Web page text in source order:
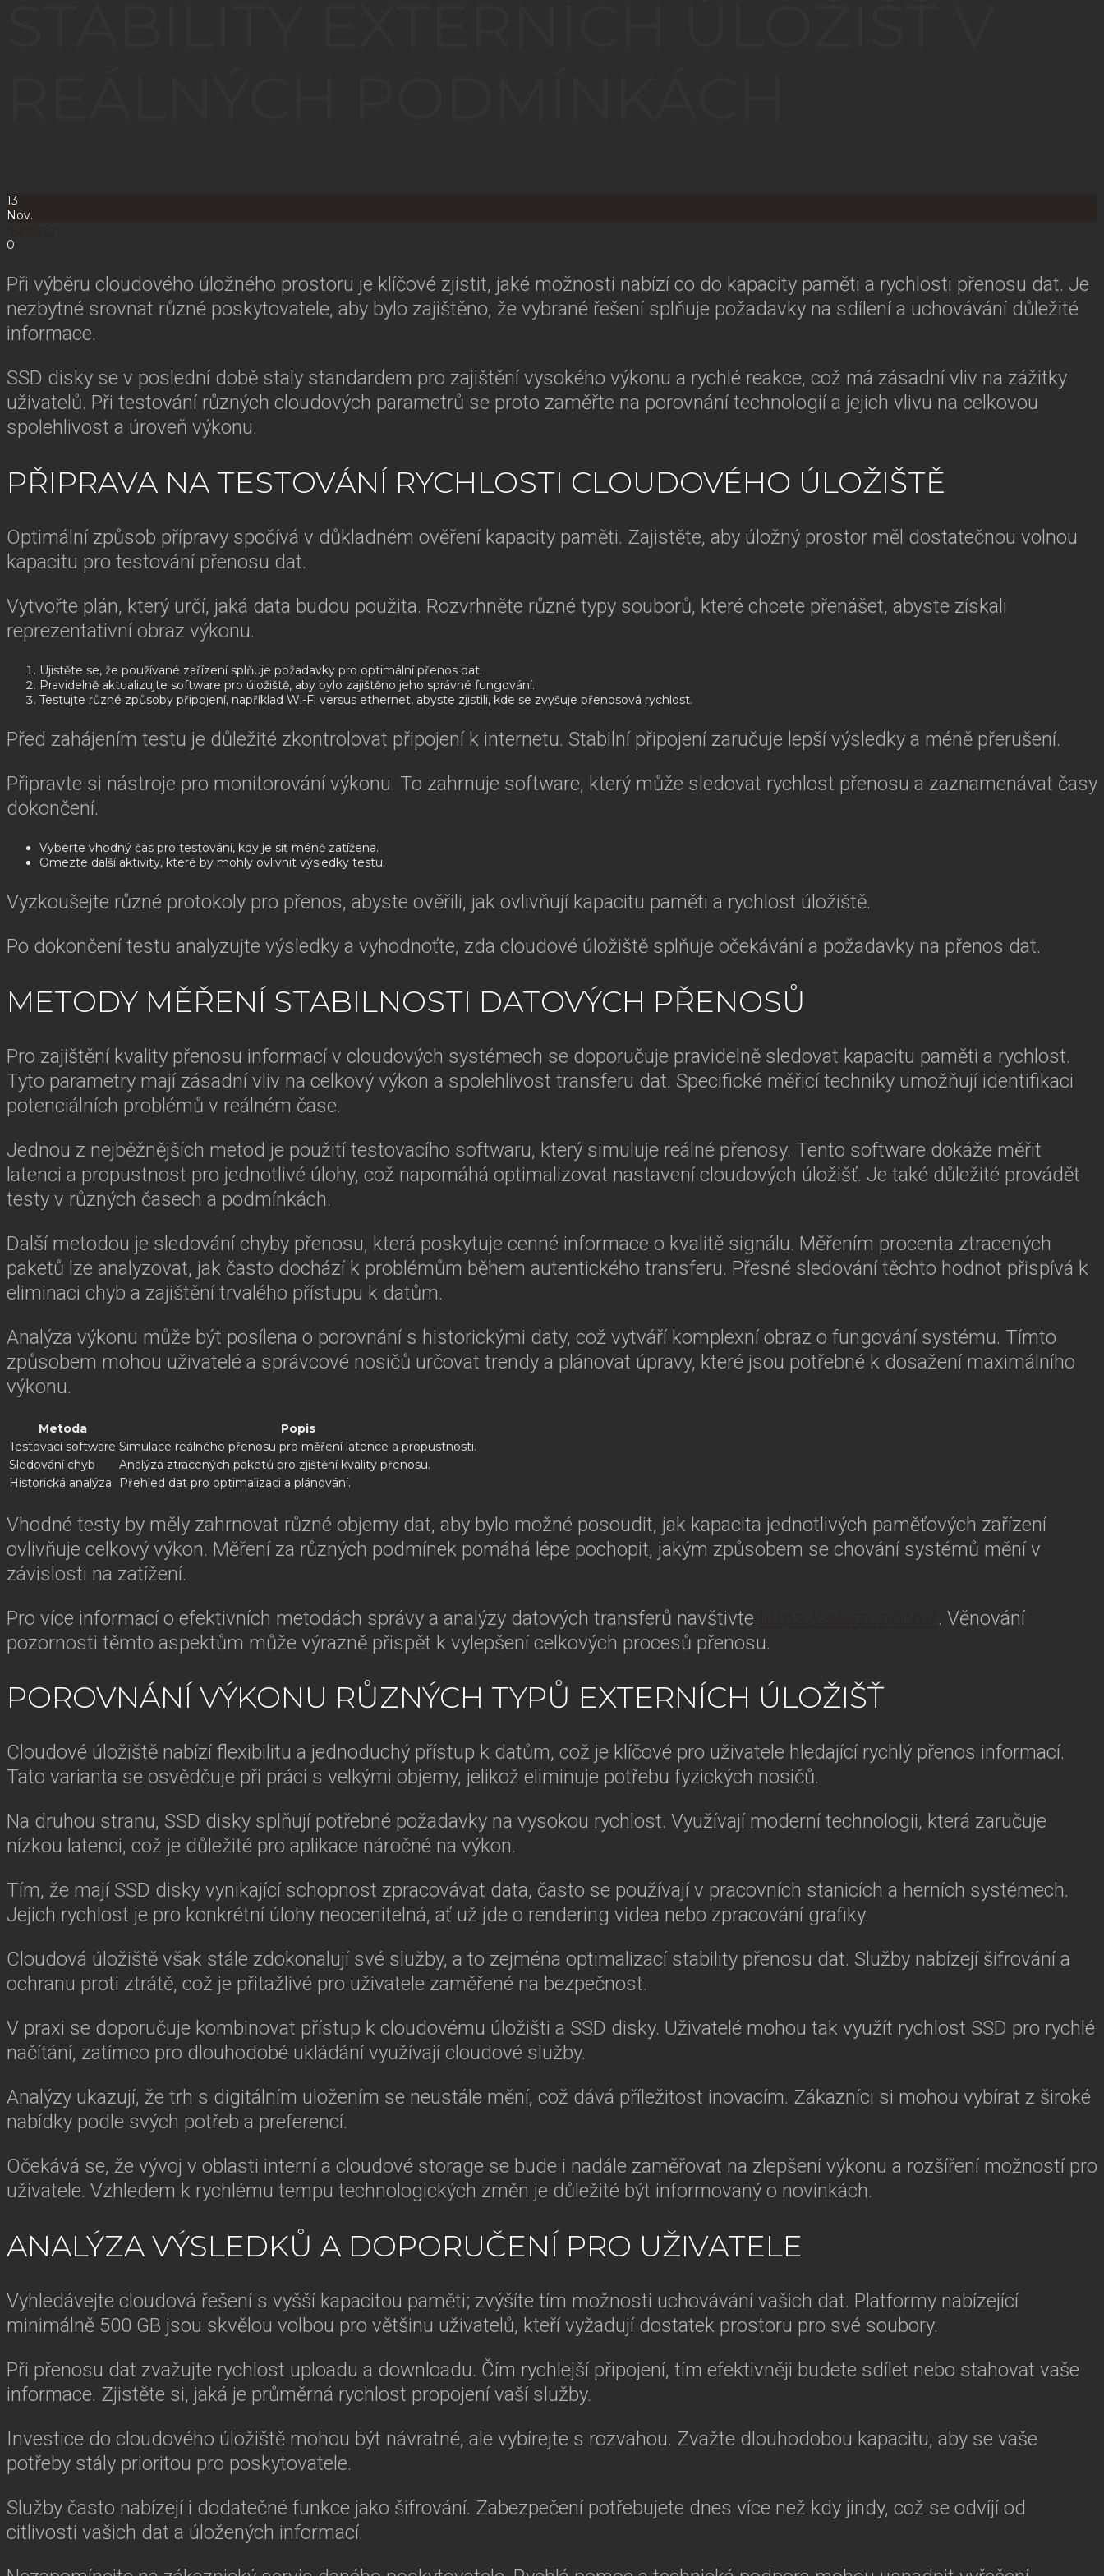
13
Nov.
0
Při výběru cloudového úložného prostoru je klíčové zjistit, jaké možnosti nabízí co do kapacity paměti a rychlosti přenosu dat. Je
nezbytné srovnat různé poskytovatele, aby bylo zajištěno, že vybrané řešení splňuje požadavky na sdílení a uchovávání důležité
informace.
SSD disky se v poslední době staly standardem pro zajištění vysokého výkonu a rychlé reakce, což má zásadní vliv na zážitky
uživatelů. Při testování různých cloudových parametrů se proto zaměřte na porovnání technologií a jejich vlivu na celkovou
spolehlivost a úroveň výkonu.
PŘIPRAVA NA TESTOVÁNÍ RYCHLOSTI CLOUDOVÉHO ÚLOŽIŠTĚ
Optimální způsob přípravy spočívá v důkladném ověření kapacity paměti. Zajistěte, aby úložný prostor měl dostatečnou volnou
kapacitu pro testování přenosu dat.
Vytvořte plán, který určí, jaká data budou použita. Rozvrhněte různé typy souborů, které chcete přenášet, abyste získali
reprezentativní obraz výkonu.
Ujistěte se, že používané zařízení splňuje požadavky pro optimální přenos dat.
Pravidelně aktualizujte software pro úložiště, aby bylo zajištěno jeho správné fungování.
Testujte různé způsoby připojení, například Wi-Fi versus ethernet, abyste zjistili, kde se zvyšuje přenosová rychlost.
Před zahájením testu je důležité zkontrolovat připojení k internetu. Stabilní připojení zaručuje lepší výsledky a méně přerušení.
Připravte si nástroje pro monitorování výkonu. To zahrnuje software, který může sledovat rychlost přenosu a zaznamenávat časy
dokončení.
Vyberte vhodný čas pro testování, kdy je síť méně zatížena.
Omezte další aktivity, které by mohly ovlivnit výsledky testu.
Vyzkoušejte různé protokoly pro přenos, abyste ověřili, jak ovlivňují kapacitu paměti a rychlost úložiště.
Po dokončení testu analyzujte výsledky a vyhodnoťte, zda cloudové úložiště splňuje očekávání a požadavky na přenos dat.
METODY MĚŘENÍ STABILNOSTI DATOVÝCH PŘENOSŮ
Pro zajištění kvality přenosu informací v cloudových systémech se doporučuje pravidelně sledovat kapacitu paměti a rychlost.
Tyto parametry mají zásadní vliv na celkový výkon a spolehlivost transferu dat. Specifické měřicí techniky umožňují identifikaci
potenciálních problémů v reálném čase.
Jednou z nejběžnějších metod je použití testovacího softwaru, který simuluje reálné přenosy. Tento software dokáže měřit
latenci a propustnost pro jednotlivé úlohy, což napomáhá optimalizovat nastavení cloudových úložišť. Je také důležité provádět
testy v různých časech a podmínkách.
Další metodou je sledování chyby přenosu, která poskytuje cenné informace o kvalitě signálu. Měřením procenta ztracených
paketů lze analyzovat, jak často dochází k problémům během autentického transferu. Přesné sledování těchto hodnot přispívá k
eliminaci chyb a zajištění trvalého přístupu k datům.
Analýza výkonu může být posílena o porovnání s historickými daty, což vytváří komplexní obraz o fungování systému. Tímto
způsobem mohou uživatelé a správcové nosičů určovat trendy a plánovat úpravy, které jsou potřebné k dosažení maximálního
výkonu.
Metoda
Popis
Testovací software Simulace reálného přenosu pro měření latence a propustnosti.
Sledování chyb
Analýza ztracených paketů pro zjištění kvality přenosu.
Historická analýza
Přehled dat pro optimalizaci a plánování.
Vhodné testy by měly zahrnovat různé objemy dat, aby bylo možné posoudit, jak kapacita jednotlivých paměťových zařízení
ovlivňuje celkový výkon. Měření za různých podmínek pomáhá lépe pochopit, jakým způsobem se chování systémů mění v
závislosti na zatížení.
Pro více informací o efektivních metodách správy a analýzy datových transferů navštivte
. Věnování
pozornosti těmto aspektům může výrazně přispět k vylepšení celkových procesů přenosu.
POROVNÁNÍ VÝKONU RŮZNÝCH TYPŮ EXTERNÍCH ÚLOŽIŠŤ
Cloudové úložiště nabízí flexibilitu a jednoduchý přístup k datům, což je klíčové pro uživatele hledající rychlý přenos informací.
Tato varianta se osvědčuje při práci s velkými objemy, jelikož eliminuje potřebu fyzických nosičů.
Na druhou stranu, SSD disky splňují potřebné požadavky na vysokou rychlost. Využívají moderní technologii, která zaručuje
nízkou latenci, což je důležité pro aplikace náročné na výkon.
Tím, že mají SSD disky vynikající schopnost zpracovávat data, často se používají v pracovních stanicích a herních systémech.
Jejich rychlost je pro konkrétní úlohy neocenitelná, ať už jde o rendering videa nebo zpracování grafiky.
Cloudová úložiště však stále zdokonalují své služby, a to zejména optimalizací stability přenosu dat. Služby nabízejí šifrování a
ochranu proti ztrátě, což je přitažlivé pro uživatele zaměřené na bezpečnost.
V praxi se doporučuje kombinovat přístup k cloudovému úložišti a SSD disky. Uživatelé mohou tak využít rychlost SSD pro rychlé
načítání, zatímco pro dlouhodobé ukládání využívají cloudové služby.
Analýzy ukazují, že trh s digitálním uložením se neustále mění, což dává příležitost inovacím. Zákazníci si mohou vybírat z široké
nabídky podle svých potřeb a preferencí.
Očekává se, že vývoj v oblasti interní a cloudové storage se bude i nadále zaměřovat na zlepšení výkonu a rozšíření možností pro
uživatele. Vzhledem k rychlému tempu technologických změn je důležité být informovaný o novinkách.
ANALÝZA VÝSLEDKŮ A DOPORUČENÍ PRO UŽIVATELE
Vyhledávejte cloudová řešení s vyšší kapacitou paměti; zvýšíte tím možnosti uchovávání vašich dat. Platformy nabízející
minimálně 500 GB jsou skvělou volbou pro většinu uživatelů, kteří vyžadují dostatek prostoru pro své soubory.
Při přenosu dat zvažujte rychlost uploadu a downloadu. Čím rychlejší připojení, tím efektivněji budete sdílet nebo stahovat vaše
informace. Zjistěte si, jaká je průměrná rychlost propojení vaší služby.
Investice do cloudového úložiště mohou být návratné, ale vybírejte s rozvahou. Zvažte dlouhodobou kapacitu, aby se vaše
potřeby stály prioritou pro poskytovatele.
Služby často nabízejí i dodatečné funkce jako šifrování. Zabezpečení potřebujete dnes více než kdy jindy, což se odvíjí od
citlivosti vašich dat a úložených informací.